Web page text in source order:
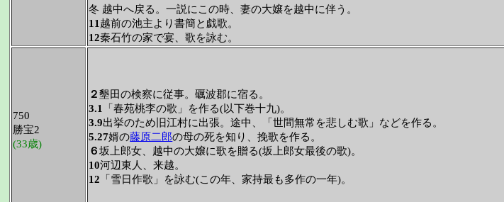
冬 越中へ戻る。一説にこの時、妻の大嬢を越中に伴う。
11 越前の池主より書簡と戯歌。
12秦石竹の家で宴、歌を詠む。
750
勝宝2
(33歳)
２墾田の検察に従事。礪波郡に宿る。
3.1
「春苑桃李の歌」を作る(以下巻十九)。
3.9出挙のため旧江村に出張。途中、「世間無常を悲しむ歌」などを作る。
5.27婿の藤原二郎の母の死を知り、挽歌を作る。
６坂上郎女、越中の大嬢に歌を贈る(坂上郎女最後の歌)。
10河辺東人、来越。
12 「雪日作歌」を詠む(この年、家持最も多作の一年)。